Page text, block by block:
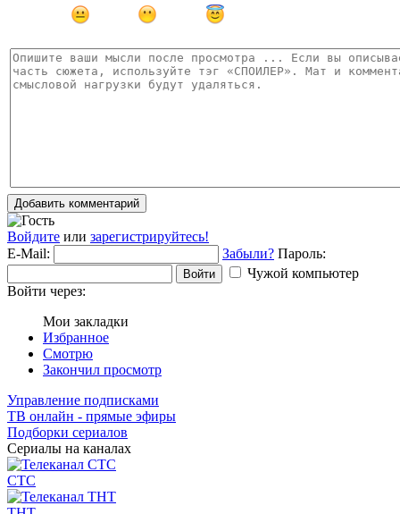
Добавить комментарий
Войдите или зарегистрируйтесь!
E-Mail:
Забыли? Пароль:
Войти
Чужой компьютер
Войти через:
Мои закладки
Избранное
Смотрю
Закончил просмотр
Управление подписками
ТВ онлайн - прямые эфиры
Подборки сериалов
Сериалы на каналах
СТС